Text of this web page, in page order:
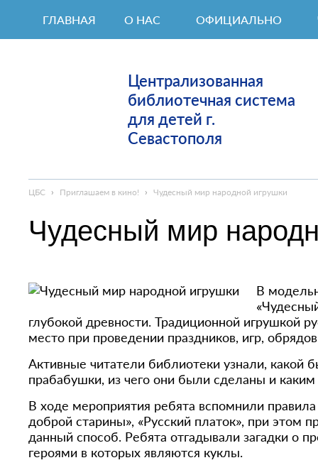
ГЛАВНАЯ О НАС ОФИЦИАЛЬНО
Централизованная
библиотечная система
для детей г.
Севастополя
ЦБС › Приглашаем в кино! › Чудесный мир народной игрушки
Чудесный мир
В
глубокой древности. Традиционной игрушкой
место при проведении праздников, игр,
Активные читатели библиотеки узнали, какой
прабабушки, из чего они были сделаны и
В ходе мероприятия ребята вспомнили
доброй старины», «Русский платок», при этом
данный способ. Ребята отгадывали загадки о
героями в которых являются куклы.